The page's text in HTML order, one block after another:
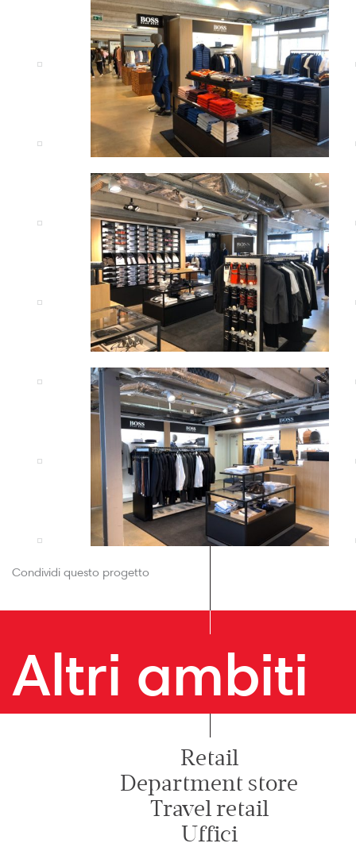
Condividi questo progetto
Altri ambiti
Retail
Department store
Travel retail
Uffici